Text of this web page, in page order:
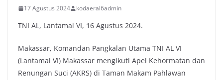
17 Agustus 2024 kodaeral6admin
TNI AL, Lantamal VI, 16 Agustus 2024.
Makassar, Komandan Pangkalan Utama TNI AL VI
(Lantamal VI) Makassar mengikuti Apel Kehormatan dan
Renungan Suci (AKRS) di Taman Makam Pahlawan